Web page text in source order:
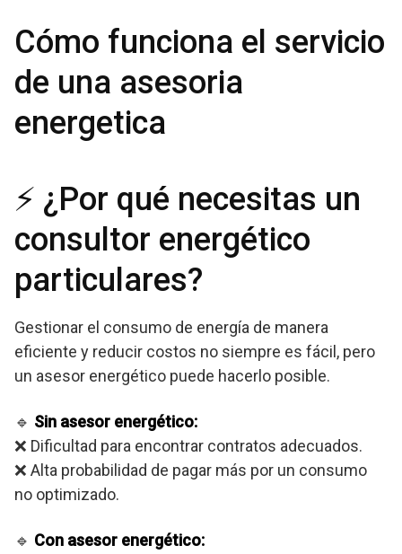
Cómo funciona el servicio
de una asesoria
energetica
⚡ ¿Por qué necesitas un
consultor energético
particulares?
Gestionar el consumo de energía de manera
eficiente y reducir costos no siempre es fácil, pero
un asesor energético puede hacerlo posible.
🔹 Sin asesor energético:
❌ Dificultad para encontrar contratos adecuados.
❌ Alta probabilidad de pagar más por un consumo
no optimizado.
🔹 Con asesor energético: